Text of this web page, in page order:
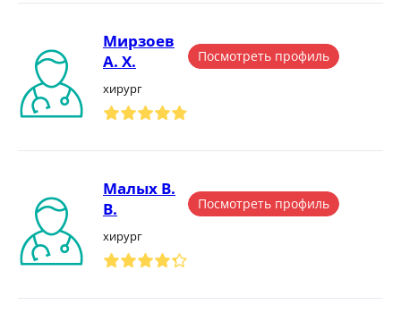
Мирзоев
А. Х.
хирург
Посмотреть профиль
Малых В.
В.
хирург
Посмотреть профиль